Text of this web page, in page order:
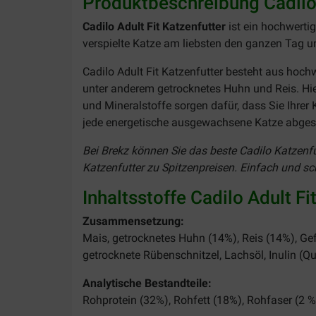
Cadilo Adult Fit Katzenfutter ist ein
verspielte Katze am liebsten den ganzen Tag
Cadilo Adult Fit Katzenfutter besteht aus
unter anderem getrocknetes Huhn und Reis.
und Mineralstoffe sorgen dafür, dass Sie
jede energetische ausgewachsene Katze
Bei Brekz können Sie das beste Cadilo
Katzenfutter zu Spitzenpreisen. Einfach und
Inhaltsstoffe Cadilo Adult
Zusammensetzung:
Mais, getrocknetes Huhn (14%), Reis (14%),
getrocknete Rübenschnitzel, Lachsöl, Inulin
Analytische Bestandteile:
Rohprotein (32%), Rohfett (18%), Rohfaser (2